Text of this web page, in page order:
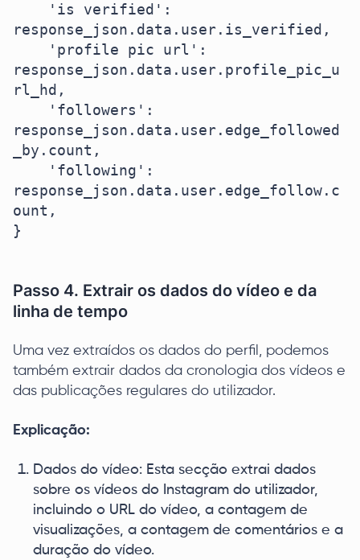
response_json.data.user.is_verified,
response_json.data.user.profile_pic_u
rl_hd,
response_json.data.user.edge_followed
_by.count,
response_json.data.user.edge_follow.c
ount,
}
Passo 4. Extrair os dados do vídeo e da
linha de tempo
Uma vez extraídos os dados do perfil, podemos
também extrair dados da cronologia dos vídeos e
das publicações regulares do utilizador.
Explicação:
Dados do vídeo: Esta secção extrai dados
sobre os vídeos do Instagram do utilizador,
incluindo o URL do vídeo, a contagem de
visualizações, a contagem de comentários e a
duração do vídeo.